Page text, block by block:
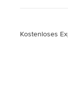
Kostenloses